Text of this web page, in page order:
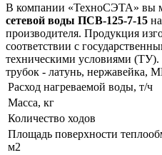
В компании «ТехноСЭТА» вы
сетевой воды ПСВ-125-7-15
производителя. Продукция
соответствии с
техническими условиями
трубок - латунь, нержавейка,
Расход нагреваемой воды, т/ч
Масса, кг
Количество ходов
Площадь поверхности
м2